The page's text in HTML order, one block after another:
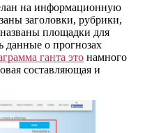
на информационную
заголовки, рубрики,
площадки для
данные о прогнозах
ганта это намного
составляющая и